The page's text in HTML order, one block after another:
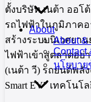
About
About &
Contact
นโยบา
ตั้งบริษัท เนต้า ออโ
รถไฟฟ้าในภูมิภาค
สร้างระบบนิเวศยา
ไฟฟ้าเข้าสู่ตลาดอย่า
(เนต้า วี) รถยนต์พลัง
Smart EV” เทคโน